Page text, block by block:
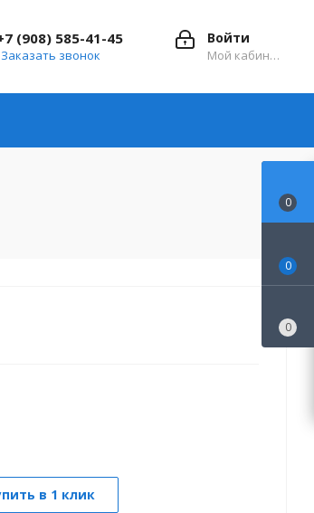
Войти
Мой кабинет
(908) 585-41-45
Заказать звонок
в 1 клик
0
0
0